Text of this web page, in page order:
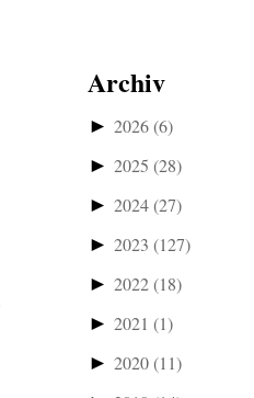
Archiv
► 2026(6)
► 2025 (28)
► 2024(27)
► 2023 (127)
► 2022(18)
► 2021 (1)
► 2020(11)